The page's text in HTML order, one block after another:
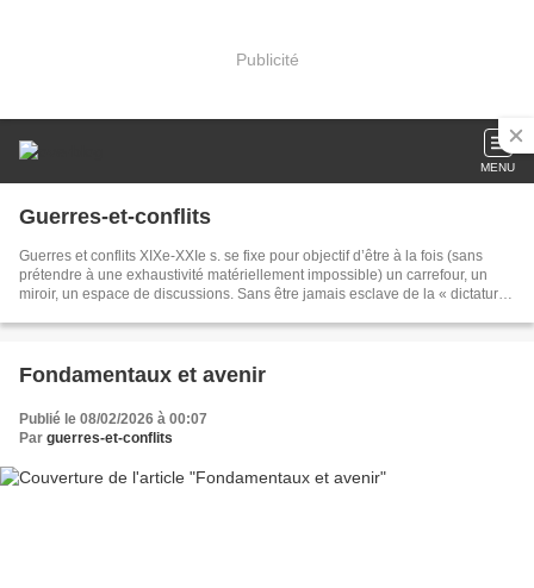
Publicité
MENU
Guerres-et-conflits
Guerres et conflits XIXe-XXIe s. se fixe pour objectif d’être à la fois (sans
prétendre à une exhaustivité matériellement impossible) un carrefour, un
miroir, un espace de discussions. Sans être jamais esclave de la « dictature
possible de toutes les campagnes, de tous les théâtres, souvent dans une
militaire que nous vous invitons.
Fondamentaux et avenir
Publié le 08/02/2026 à 00:07
Par guerres-et-conflits